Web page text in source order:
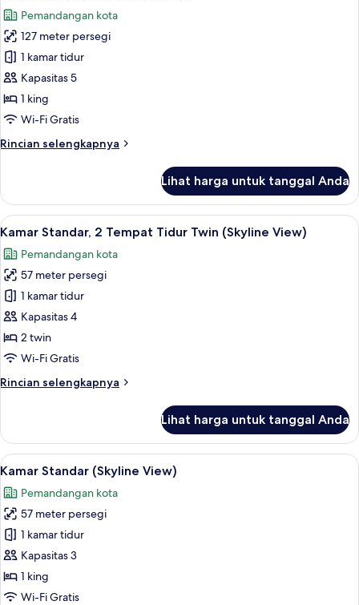
Tidur
Twin
(Monas
View)
foto
untuk
Park,
Deluxe
Suite
(Monas
Pemandangan kota
127 meter persegi
1 kamar tidur
Kapasitas 5
1 king
Wi-Fi Gratis
Rincian selengkapnya
Rincian
Park,
Deluxe
Suite
View)
Lihat harga untuk tanggal Anda
Lihat
semua
foto
untuk
Kamar
Standar,
2
Tempat
Twin
Seprai premium, minibar, brankas,
8
Kamar Standar, 2 Tempat Tidur Twin (Skyline View)
Pemandangan kota
57 meter persegi
1 kamar tidur
Kapasitas 4
2 twin
Wi-Fi Gratis
Rincian selengkapnya
Rincian
Kamar
Standar,
2
Tidur
Twin
(Skyline
View)
Lihat harga untuk tanggal Anda
Lihat
semua
foto
untuk
Kamar
Standar
(Skyline
View)
Kamar Standar (Skyline View) |
7
Kamar Standar (Skyline View)
Pemandangan kota
57 meter persegi
1 kamar tidur
Kapasitas 3
1 king
Wi-Fi Gratis